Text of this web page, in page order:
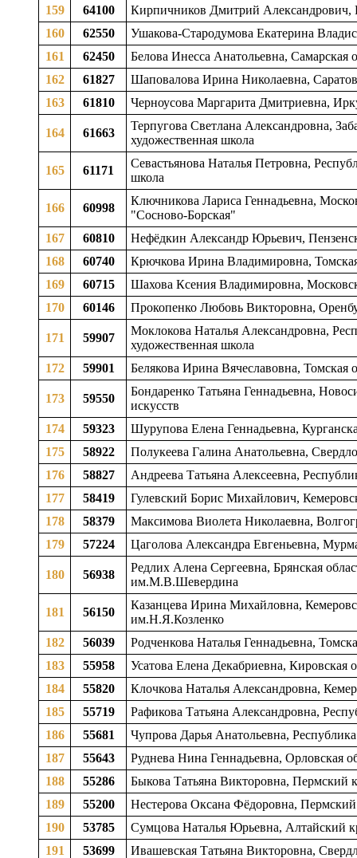
159
64100
Кирпичников Дмитрий Александрович,
160
62550
Ушакова-Стародумова Екатерина
161
62450
Белова Инесса Анатольевна, Самарская
162
61827
Шаповалова Ирина Николаевна,
163
61810 Черноусова Маргарита Дмитриевна,
164 61663
Терпугова Светлана Александровна,
художественная школа
165 61171
Севастьянова Наталья Петровна,
школа
166 60998
Ключникова Лариса Геннадьевна,
"Сосново-Борская"
167
60810
Нефёдкин Александр Юрьевич,
168
60740
Крючкова Ирина Владимировна,
169
60715
Шахова Ксения Владимировна,
170
60146 Прокопенко Любовь Викторовна,
171 59907
Моклокова Наталья Александровна,
художественная школа
172
59901 Белякова Ирина Вячеславовна, Томская
173 59550
Бондаренко Татьяна Геннадьевна,
искусств
174
59323
Шурупова Елена Геннадьевна,
175
58922
Полукеева Галина Анатольевна,
176
58827
Андреева Татьяна Алексеевна,
177
58419
Гулевский Борис Михайлович,
178
58379
Максимова Виолета Николаевна,
179
57224 Цаголова Александра Евгеньевна,
180 56938
Редлих Алена Сергеевна, Брянская
им.М.В.Шевердина
181 56150
Казанцева Ирина Михайловна,
им.Н.Я.Козленко
182
56039
Родченкова Наталья Геннадьевна,
183
55958
Усатова Елена Декабриевна, Кировская
184
55820
Клочкова Наталья Александровна,
185
55719
Рафикова Татьяна Александровна,
186
55681
Чупрова Дарья Анатольевна,
187
55643
Руднева Нина Геннадьевна, Орловская
188
55286
Быкова Татьяна Викторовна, Пермский
189
55200
Нестерова Оксана Фёдоровна,
190
53785
Сумцова Наталья Юрьевна, Алтайский
191
53699 Ивашевская Татьяна Викторовна,